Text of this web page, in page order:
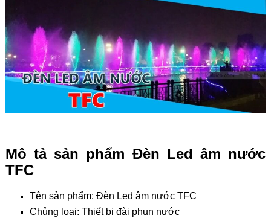
Mô tả sản phẩm Đèn Led âm nước
TFC
Tên sản phẩm: Đèn Led âm nước TFC
Chủng loại: Thiết bị đài phun nước